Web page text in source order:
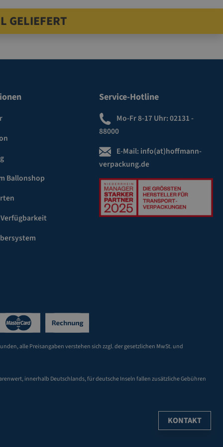
GELIEFERT
Ballonshop
Service-Hotline
Mo-Fr 8-17 Uhr:02131 -
88000
E-Mail: info(at)hoffmann-
verpackung.de
alle Preisangaben verstehen sich zzgl. der gesetzlichen MwSt. und
innerhalb Deutschlands, für deutsche Inseln fallen zusätzliche Gebühren
KONTAKT